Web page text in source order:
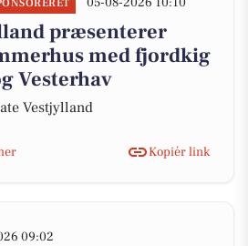
præsenterer
med fjordkig
Vesterhav
Vestjylland
Kopiér link
09:02